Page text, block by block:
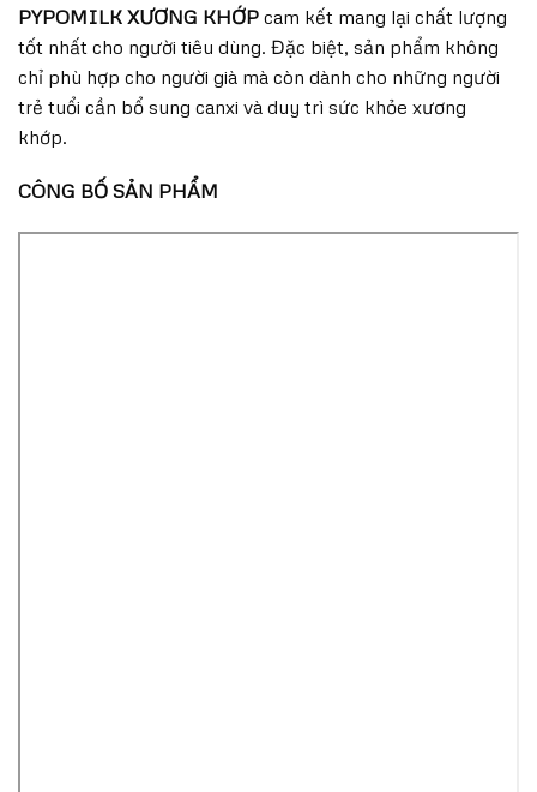
PYPOMILK XƯƠNG KHỚP cam kết mang lại chất lượng
tốt nhất cho người tiêu dùng. Đặc biệt, sản phẩm không
chỉ phù hợp cho người già mà còn dành cho những người
trẻ tuổi cần bổ sung canxi và duy trì sức khỏe xương
khớp.
CÔNG BỐ SẢN PHẨM